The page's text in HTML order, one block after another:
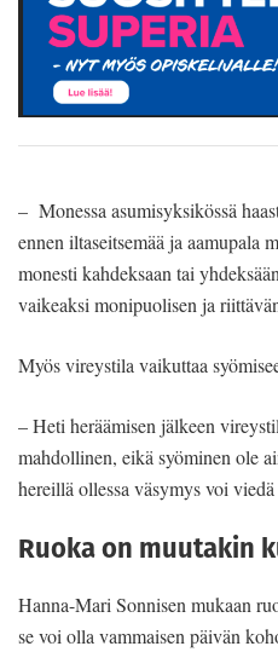
– Monessa asumisyksikössä
ennen iltaseitsemää ja aamupala
monesti kahdeksaan tai
vaikeaksi monipuolisen ja
Myös vireystila vaikuttaa
– Heti heräämisen jälkeen
mahdollinen, eikä syöminen ole
hereillä ollessa väsymys voi
Ruoka on muutakin
Hanna-Mari Sonnisen mukaan
se voi olla vammaisen päivän